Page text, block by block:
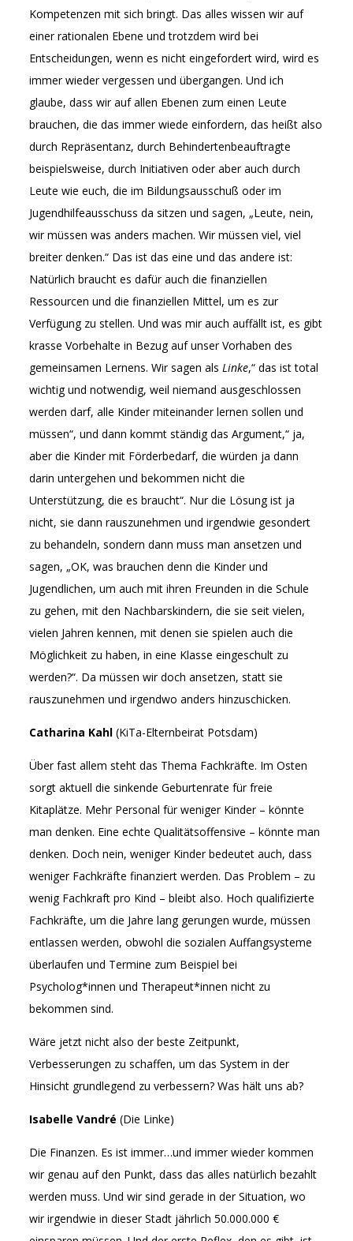
Kompetenzen mit sich bringt. Das alles wissen wir auf
einer rationalen Ebene und trotzdem wird bei
Entscheidungen, wenn es nicht eingefordert wird, wird es
immer wieder vergessen und übergangen. Und ich
glaube, dass wir auf allen Ebenen zum einen Leute
brauchen, die das immer wiede einfordern, das heißt also
durch Repräsentanz, durch Behindertenbeauftragte
beispielsweise, durch Initiativen oder aber auch durch
Leute wie euch, die im Bildungsausschuß oder im
Jugendhilfeausschuss da sitzen und sagen, „Leute, nein,
wir müssen was anders machen. Wir müssen viel, viel
breiter denken.“ Das ist das eine und das andere ist:
Natürlich braucht es dafür auch die finanziellen
Ressourcen und die finanziellen Mittel, um es zur
Verfügung zu stellen. Und was mir auch auffällt ist, es gibt
krasse Vorbehalte in Bezug auf unser Vorhaben des
gemeinsamen Lernens. Wir sagen alsLinke,“ das ist total
wichtig und notwendig, weil niemand ausgeschlossen
werden darf, alle Kinder miteinander lernen sollen und
müssen“, und dann kommt ständig das Argument,“ ja,
aber die Kinder mit Förderbedarf, die würden ja dann
darin untergehen und bekommen nicht die
Unterstützung, die es braucht“. Nur die Lösung ist ja
nicht, sie dann rauszunehmen und irgendwie gesondert
zu behandeln, sondern dann muss man ansetzen und
sagen, „OK, was brauchen denn die Kinder und
Jugendlichen, um auch mit ihren Freunden in die Schule
zu gehen, mit den Nachbarskindern, die sie seit vielen,
vielen Jahren kennen, mit denen sie spielen auch die
Möglichkeit zu haben, in eine Klasse eingeschult zu
werden?“. Da müssen wir doch ansetzen, statt sie
rauszunehmen und irgendwo anders hinzuschicken.
Catharina Kahl (KiTa-Elternbeirat Potsdam)
Über fast allem steht das Thema Fachkräfte. Im Osten
sorgt aktuell die sinkende Geburtenrate für freie
Kitaplätze. Mehr Personal für weniger Kinder – könnte
man denken. Eine echte Qualitätsoffensive – könnte man
denken. Doch nein, weniger Kinder bedeutet auch, dass
weniger Fachkräfte finanziert werden. Das Problem – zu
wenig Fachkraft pro Kind – bleibt also. Hoch qualifizierte
Fachkräfte, um die Jahre lang gerungen wurde, müssen
entlassen werden, obwohl die sozialen Auffangsysteme
überlaufen und Termine zum Beispiel bei
Psycholog*innen und Therapeut*innen nicht zu
bekommen sind.
Wäre jetzt nicht also der beste Zeitpunkt,
Verbesserungen zu schaffen, um das System in der
Hinsicht grundlegend zu verbessern? Was hält uns ab?
Isabelle Vandré (Die Linke)
Die Finanzen. Es ist immer…und immer wieder kommen
wir genau auf den Punkt, dass das alles natürlich bezahlt
werden muss. Und wir sind gerade in der Situation, wo
wir irgendwie in dieser Stadt jährlich 50.000.000 €